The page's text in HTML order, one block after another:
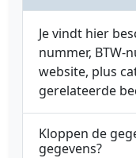
Je vindt hier
nummer, BTW-
website, plus
gerelateerde
Kloppen de
gegevens?